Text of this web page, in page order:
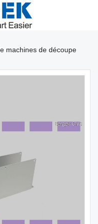
machines de découpe